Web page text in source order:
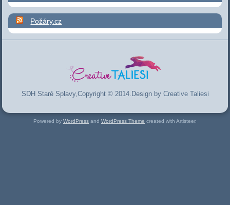
Požáry.cz
SDH Staré Splavy,Copyright © 2014.Design by Creative Taliesi
Powered by WordPress and WordPress Theme created with Artisteer.